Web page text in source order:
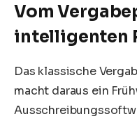
Vom
intelligenten
Das klassische
macht daraus ein